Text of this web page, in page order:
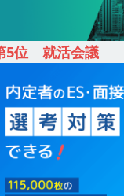
5位 就活会議